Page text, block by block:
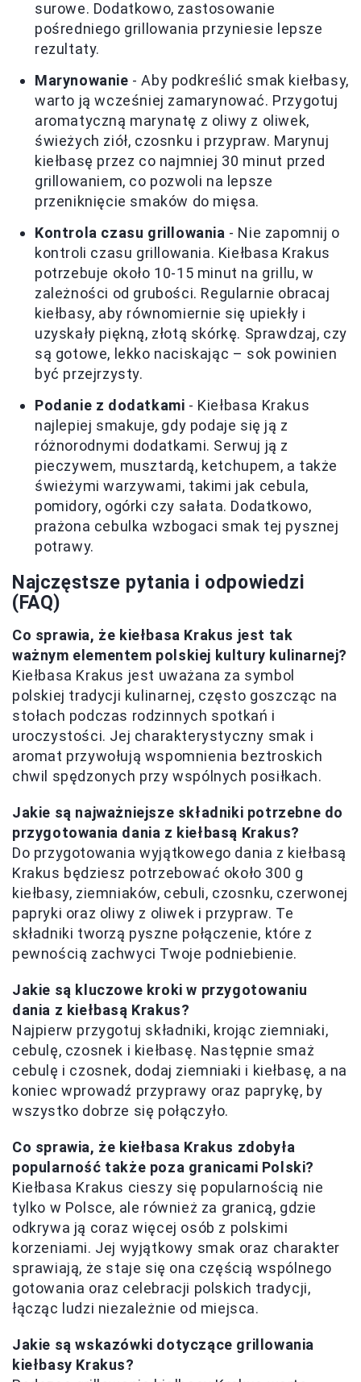
surowe. Dodatkowo, zastosowanie
pośredniego grillowania przyniesie lepsze
rezultaty.
Marynowanie - Aby podkreślić smak kiełbasy,
warto ją wcześniej zamarynować. Przygotuj
aromatyczną marynatę z oliwy z oliwek,
świeżych ziół, czosnku i przypraw. Marynuj
kiełbasę przez co najmniej 30 minut przed
grillowaniem, co pozwoli na lepsze
przeniknięcie smaków do mięsa.
Kontrola czasu grillowania - Nie zapomnij o
kontroli czasu grillowania. Kiełbasa Krakus
potrzebuje około 10-15 minut na grillu, w
zależności od grubości. Regularnie obracaj
kiełbasy, aby równomiernie się upiekły i
uzyskały piękną, złotą skórkę. Sprawdzaj, czy
są gotowe, lekko naciskając – sok powinien
być przejrzysty.
Podanie z dodatkami - Kiełbasa Krakus
najlepiej smakuje, gdy podaje się ją z
różnorodnymi dodatkami. Serwuj ją z
pieczywem, musztardą, ketchupem, a także
świeżymi warzywami, takimi jak cebula,
pomidory, ogórki czy sałata. Dodatkowo,
prażona cebulka wzbogaci smak tej pysznej
potrawy.
Najczęstsze pytania i odpowiedzi
(FAQ)
Co sprawia, że kiełbasa Krakus jest tak
ważnym elementem polskiej kultury kulinarnej?
Kiełbasa Krakus jest uważana za symbol
polskiej tradycji kulinarnej, często goszcząc na
stołach podczas rodzinnych spotkań i
uroczystości. Jej charakterystyczny smak i
aromat przywołują wspomnienia beztroskich
chwil spędzonych przy wspólnych posiłkach.
Jakie są najważniejsze składniki potrzebne do
przygotowania dania z kiełbasą Krakus?
Do przygotowania wyjątkowego dania z kiełbasą
Krakus będziesz potrzebować około 300 g
kiełbasy, ziemniaków, cebuli, czosnku, czerwonej
papryki oraz oliwy z oliwek i przypraw. Te
składniki tworzą pyszne połączenie, które z
pewnością zachwyci Twoje podniebienie.
Jakie są kluczowe kroki w przygotowaniu
dania z kiełbasą Krakus?
Najpierw przygotuj składniki, krojąc ziemniaki,
cebulę, czosnek i kiełbasę. Następnie smaż
cebulę i czosnek, dodaj ziemniaki i kiełbasę, a na
koniec wprowadź przyprawy oraz paprykę, by
wszystko dobrze się połączyło.
Co sprawia, że kiełbasa Krakus zdobyła
popularność także poza granicami Polski?
Kiełbasa Krakus cieszy się popularnością nie
tylko w Polsce, ale również za granicą, gdzie
odkrywa ją coraz więcej osób z polskimi
korzeniami. Jej wyjątkowy smak oraz charakter
sprawiają, że staje się ona częścią wspólnego
gotowania oraz celebracji polskich tradycji,
łącząc ludzi niezależnie od miejsca.
Jakie są wskazówki dotyczące grillowania
kiełbasy Krakus?